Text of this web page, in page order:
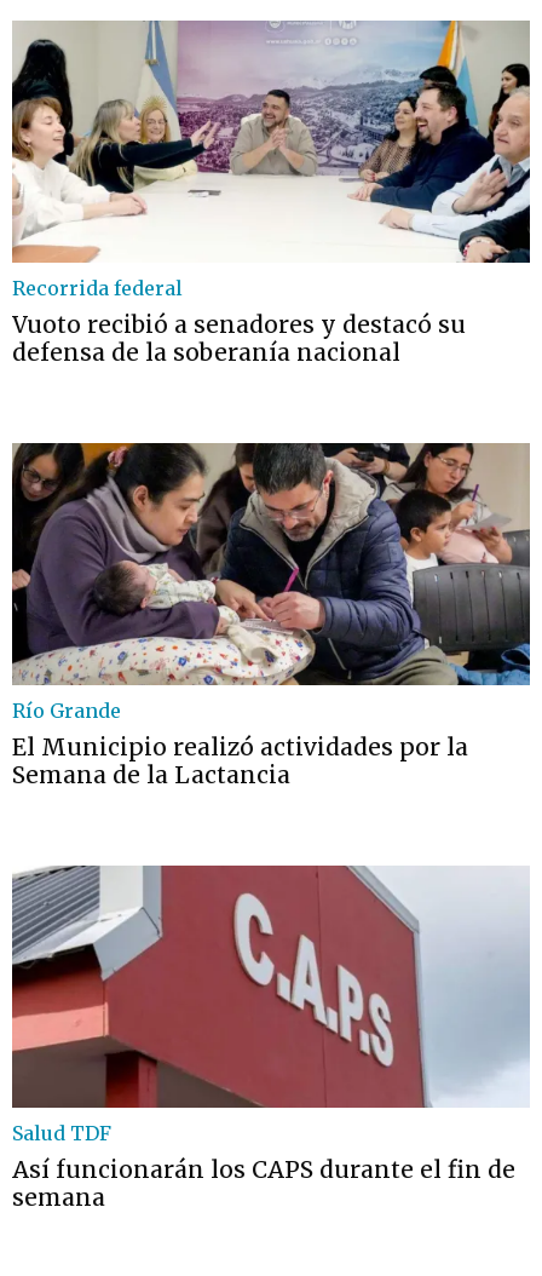
Recorrida federal
Vuoto recibió a senadores y destacó su
defensa de la soberanía nacional
Río Grande
El Municipio realizó actividades por la
Semana de la Lactancia
Salud TDF
Así funcionarán los CAPS durante el fin de
semana